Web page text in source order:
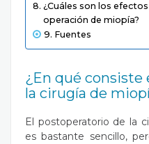
¿Cuáles son los
operación de miopía?
Fuentes
¿En qué
la cirugía de
El postoperatorio de la
es bastante sencillo,